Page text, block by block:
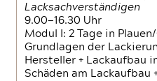
Lacksachverständigen
9.00—16.30 Uhr
Modul I: 2 Tage in
Grundlagen der
Hersteller + Lackaufbau
Schäden am Lackaufbau